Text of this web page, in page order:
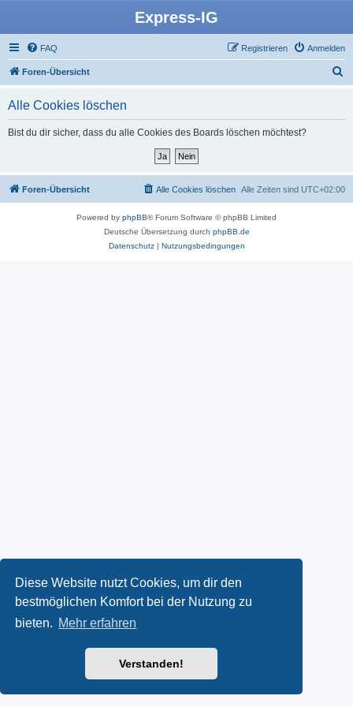
Diese Website nutzt Cookies, um dir den
bestmöglichen Komfort bei der Nutzung zu
bieten. Mehr erfahren
Verstanden!
Express-IG
FAQ Anmelden
Registrieren
Foren-Übersicht
Alle Cookies löschen
Bist du dir sicher, dass du alle Cookies des Boards löschen möchtest?
Foren-Übersicht Alle Zeiten sind UTC+02:00
Alle Cookies löschen
Powered by phpBB® Forum Software © phpBB Limited
Deutsche Übersetzung durch phpBB.de
Datenschutz| Nutzungsbedingungen